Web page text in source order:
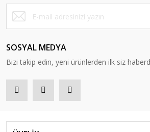
SOSYAL MEDYA
Bizi takip edin, yeni ürünlerden ilk siz